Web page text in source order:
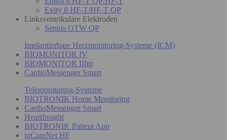
Evity 8 HF-T/HF-T QP
Linksventrikuläre Elektroden
Sentus OTW QP
Implantierbare Herzmonitoring-Systeme (ICM)
BIOMONITOR IV
BIOMONITOR IIIm
CardioMessenger Smart
Telemonitoring-Systeme
BIOTRONIK Home Monitoring
CardioMessenger Smart
HeartInsight
BIOTRONIK Patient App
inCareNet HF